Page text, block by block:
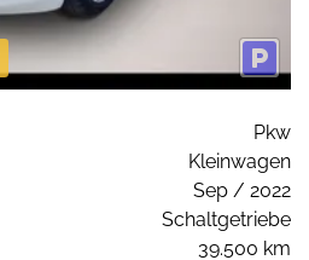
Pkw
Kleinwagen
Sep / 2022
Schaltgetriebe
39.500 km